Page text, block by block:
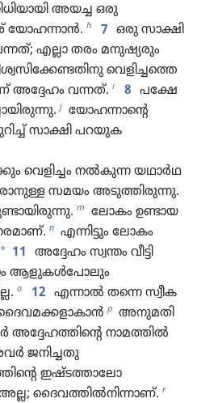
അയച്ച ഒരു
യോഹന്നാൻ. h 7 ഒരു സാക്ഷി​
എല്ലാ തരം മനുഷ്യ​രും
വെളി​ച്ച​ത്തെ​
അദ്ദേഹം വന്നത്‌. i 8 പക്ഷേ
j യോഹന്നാന്റെ
സാക്ഷി പറയുക
വെളിച്ചം നൽകുന്ന യഥാർഥ​
സമയം അടുത്തിരുന്നു.
m
ലോകം ഉണ്ടായ​
n എന്നിട്ടും ലോകം
* 11 അദ്ദേഹം സ്വന്തം വീട്ടി​
ആളുകൾപോ​ലും
o 12 എന്നാൽ തന്നെ സ്വീക​
ദൈവമക്കളാകാൻ p അനുമതി
നാമത്തിൽ
ജനിച്ചതു
ഇഷ്ടത്താ​ലോ
ദൈവത്തിൽനിന്നാണ്‌. r